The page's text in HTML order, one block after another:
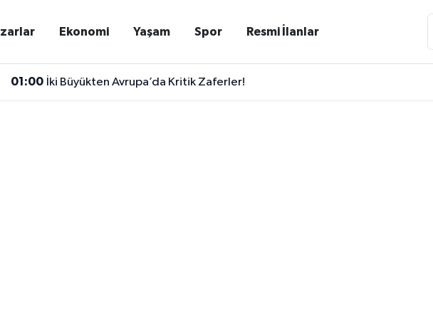
Ekonomi Yaşam Spor Resmi İlanlar
01:00 İki Büyükten Avrupa’da Kritik Zaferler!